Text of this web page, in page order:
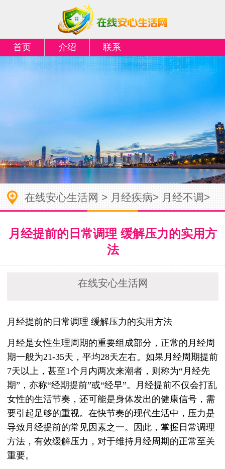
首页 介绍 联系
在线安心生活网>月经疾病>月经不调>
月经提前的日常调理 缓解压力的实用方
法
在线安心生活网
月经提前的日常调理 缓解压力的实用方法
月经是女性生理周期的重要组成部分，正常的月经周
期一般为21-35天，平均28天左右。如果月经周期提前
7天以上，甚至1个月内两次来潮者，则称为“月经先
期”，亦称“经期提前”或“经早”。月经提前不仅会打乱
女性的生活节奏，还可能是身体发出的健康信号，需
要引起足够的重视。在快节奏的现代生活中，压力是
导致月经提前的常见因素之一。因此，掌握日常调理
方法，有效缓解压力，对于维持月经周期的正常至关
重要。